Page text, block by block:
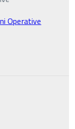
Operative